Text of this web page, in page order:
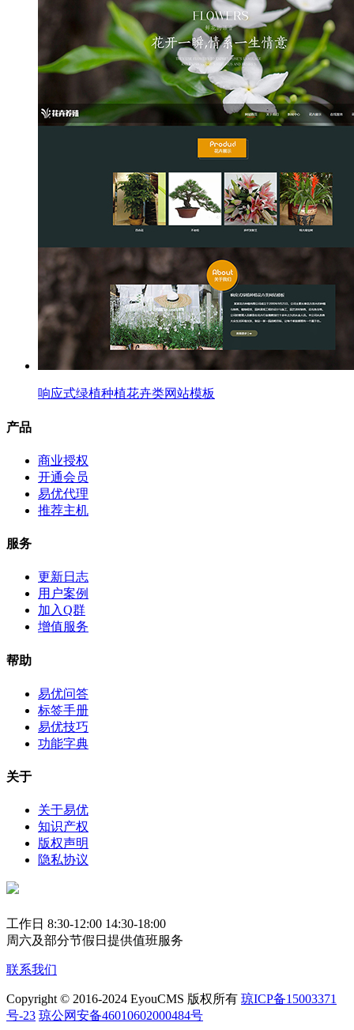
响应式绿植种植花卉类网站模板
产品
商业授权
开通会员
易优代理
推荐主机
服务
更新日志
用户案例
加入Q群
增值服务
帮助
易优问答
标签手册
易优技巧
功能字典
关于
关于易优
知识产权
版权声明
隐私协议
工作日 8:30-12:00 14:30-18:00
周六及部分节假日提供值班服务
联系我们
Copyright © 2016-2024 EyouCMS 版权所有 琼ICP备15003371
号-23 琼公网安备46010602000484号